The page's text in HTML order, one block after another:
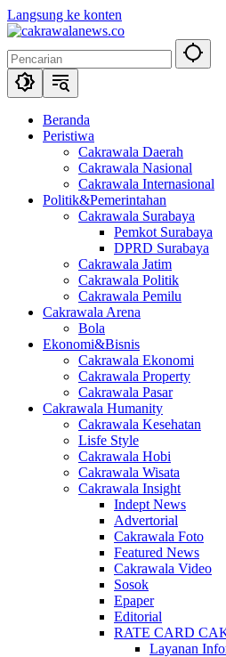
Langsung ke konten
Beranda
Peristiwa
Cakrawala Daerah
Cakrawala Nasional
Cakrawala Internasional
Politik&Pemerintahan
Cakrawala Surabaya
Pemkot Surabaya
DPRD Surabaya
Cakrawala Jatim
Cakrawala Politik
Cakrawala Pemilu
Cakrawala Arena
Bola
Ekonomi&Bisnis
Cakrawala Ekonomi
Cakrawala Property
Cakrawala Pasar
Cakrawala Humanity
Cakrawala Kesehatan
Lisfe Style
Cakrawala Hobi
Cakrawala Wisata
Cakrawala Insight
Indept News
Advertorial
Cakrawala Foto
Featured News
Cakrawala Video
Sosok
Epaper
Editorial
RATE CARD
Layanan